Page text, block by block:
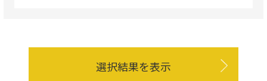
選択結果を表示